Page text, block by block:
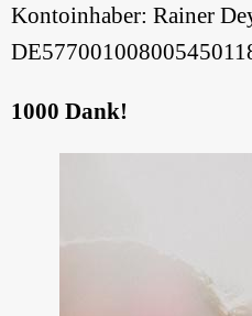
Kontoinhaber: Rainer
1000 Dank!